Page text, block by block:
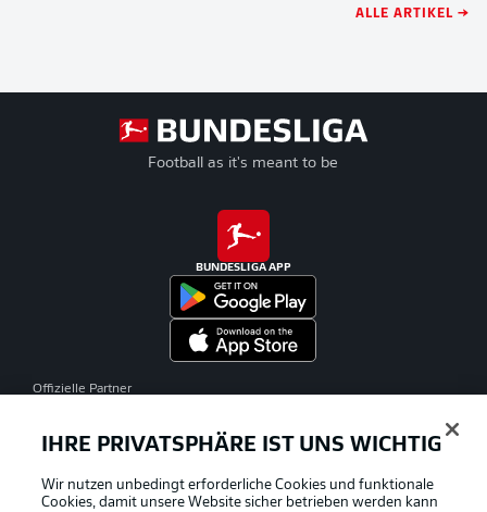
ALLE ARTIKEL →
Football as it's meant to be
BUNDESLIGA APP
Offizielle Partner
IHRE PRIVATSPHÄRE IST UNS WICHTIG
Wir nutzen unbedingt erforderliche Cookies und funktionale
Cookies, damit unsere Website sicher betrieben werden kann